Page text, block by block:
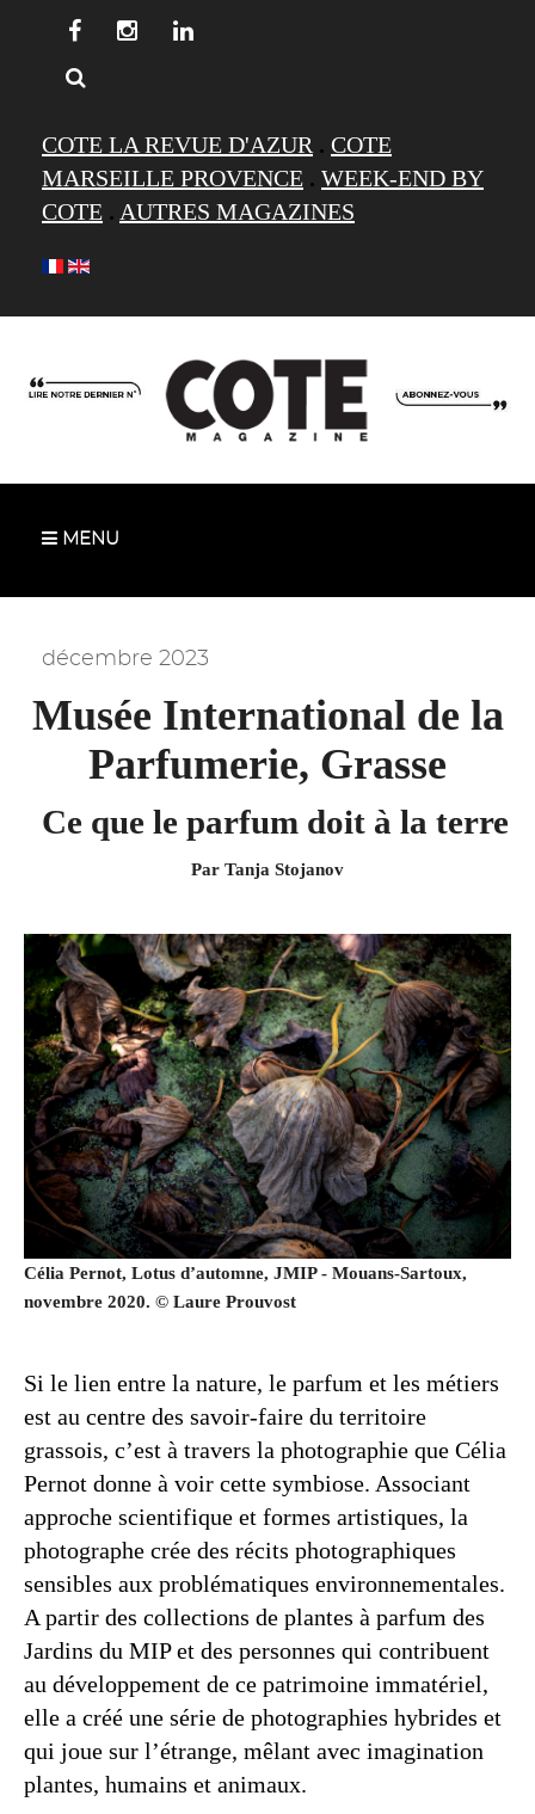
COTE LA REVUE D'AZUR . COTE
MARSEILLE PROVENCE . WEEK-END BY
COTE . AUTRES MAGAZINES
MENU
décembre 2023
Musée International de la
Parfumerie, Grasse
Ce que le parfum doit à la terre
Par Tanja Stojanov
Célia Pernot, Lotus d’automne, JMIP - Mouans-Sartoux,
novembre 2020. © Laure Prouvost
Si le lien entre la nature, le parfum et les métiers
est au centre des savoir-faire du territoire
grassois, c’est à travers la photographie que Célia
Pernot donne à voir cette symbiose. Associant
approche scientifique et formes artistiques, la
photographe crée des récits photographiques
sensibles aux problématiques environnementales.
A partir des collections de plantes à parfum des
Jardins du MIP et des personnes qui contribuent
au développement de ce patrimoine immatériel,
elle a créé une série de photographies hybrides et
qui joue sur l’étrange, mêlant avec imagination
plantes, humains et animaux.